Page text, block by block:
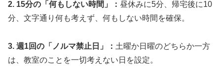
2. 15分の「何もしない時間」： 昼休みに5分、帰宅後に10
分、文字通り何も考えず、何もしない時間を確保。
3. 週1回の「ノルマ禁止日」： 土曜か日曜のどちらか一方
は、教室のことを一切考えない日を設定。